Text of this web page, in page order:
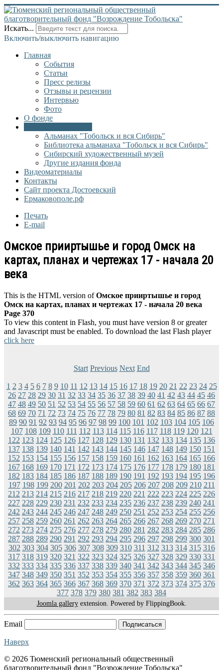
Искать...
Включить/выключить навигацию
Главная
События
Статьи
Пресс релизы
Отзывы и рецензии
Интервью
Фото
О фонде
Альманах "Тобольск и вся Сибирь"
Библиотека альманаха "Тобольск и вся Сибирь"
Сибирский художественный музей
Другие издания фонда
Видеоматериалы
Контакты
Сайт проекта Достоевский
Ермаковополе.рф
Печать
E-mail
Омское прииртышье и город Омск на
картах, планах и чертежах 17 - начала 20
века
This is the HTML version ofОмское прииртышье и город
Омск на картах, планах и чертежах 17 - начала 20 века
Page 370
To view this content in Flash, you must have version 8 or greater
and Javascript must be enabled. To download the last Flash player
click here
Start Previous Next End
1 2 3 4 5 6 7 8 9 10 11 12 13 14 15 16 17 18 19 20 21 22 23 24 25
26 27 28 29 30 31 32 33 34 35 36 37 38 39 40 41 42 43 44 45 46
47 48 49 50 51 52 53 54 55 56 57 58 59 60 61 62 63 64 65 66 67
68 69 70 71 72 73 74 75 76 77 78 79 80 81 82 83 84 85 86 87 88
89 90 91 92 93 94 95 96 97 98 99 100 101 102 103 104 105 106
107 108 109 110 111 112 113 114 115 116 117 118 119 120 121
122 123 124 125 126 127 128 129 130 131 132 133 134 135 136
137 138 139 140 141 142 143 144 145 146 147 148 149 150 151
152 153 154 155 156 157 158 159 160 161 162 163 164 165 166
167 168 169 170 171 172 173 174 175 176 177 178 179 180 181
182 183 184 185 186 187 188 189 190 191 192 193 194 195 196
197 198 199 200 201 202 203 204 205 206 207 208 209 210 211
212 213 214 215 216 217 218 219 220 221 222 223 224 225 226
227 228 229 230 231 232 233 234 235 236 237 238 239 240 241
242 243 244 245 246 247 248 249 250 251 252 253 254 255 256
257 258 259 260 261 262 263 264 265 266 267 268 269 270 271
272 273 274 275 276 277 278 279 280 281 282 283 284 285 286
287 288 289 290 291 292 293 294 295 296 297 298 299 300 301
302 303 304 305 306 307 308 309 310 311 312 313 314 315 316
317 318 319 320 321 322 323 324 325 326 327 328 329 330 331
332 333 334 335 336 337 338 339 340 341 342 343 344 345 346
347 348 349 350 351 352 353 354 355 356 357 358 359 360 361
362 363 364 365 366 367 368 369 370 371 372 373 374 375 376
377 378 379 380 381 382 383 384
Joomla galleryextension. Powered by FlippingBook.
Email Подписаться
Наверх
© 2026 Тюменский региональный общественный
благотворительный фонд "Возрождение Тобольска"